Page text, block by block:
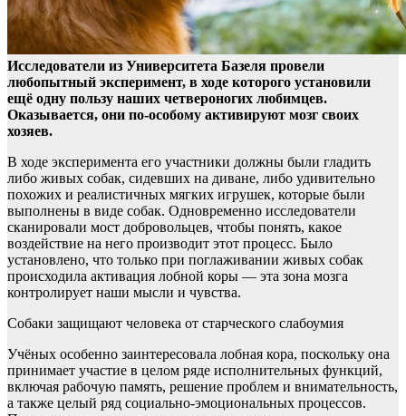
Исследователи из Университета Базеля провели
любопытный эксперимент, в ходе которого установили
ещё одну пользу наших четвероногих любимцев.
Оказывается, они по-особому активируют мозг своих
хозяев.
В ходе эксперимента его участники должны были гладить
либо живых собак, сидевших на диване, либо удивительно
похожих и реалистичных мягких игрушек, которые были
выполнены в виде собак. Одновременно исследователи
сканировали мост добровольцев, чтобы понять, какое
воздействие на него производит этот процесс. Было
установлено, что только при поглаживании живых собак
происходила активация лобной коры — эта зона мозга
контролирует наши мысли и чувства.
Собаки защищают человека от старческого слабоумия
Учёных особенно заинтересовала лобная кора, поскольку она
принимает участие в целом ряде исполнительных функций,
включая рабочую память, решение проблем и внимательность,
а также целый ряд социально-эмоциональных процессов.